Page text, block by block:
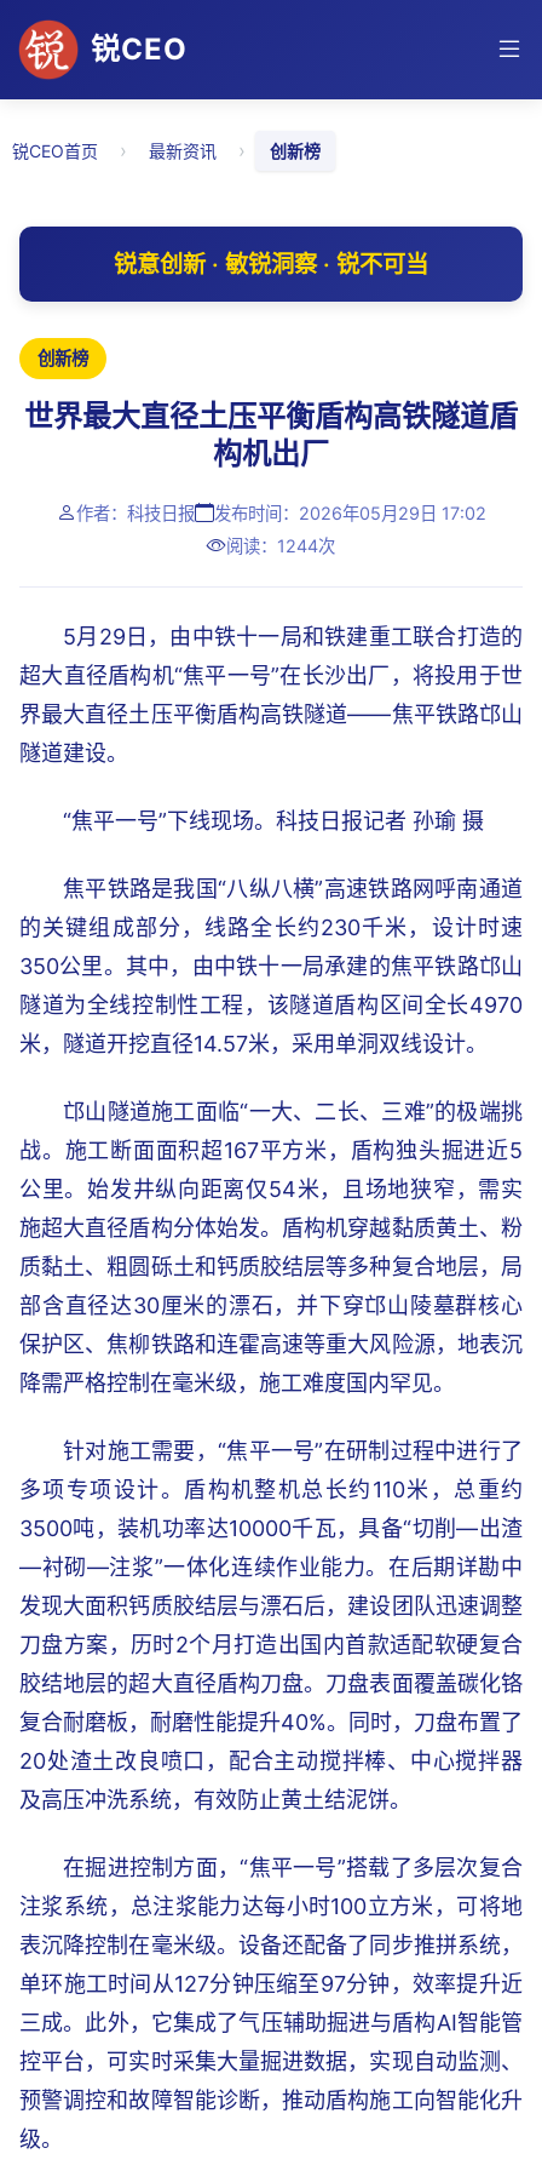
锐CEO
锐CEO首页 › 最新资讯 › 创新榜
锐意创新 · 敏锐洞察 · 锐不可当
创新榜
世界最大直径土压平衡盾构高铁隧道盾
构机出厂
作者：科技日报
发布时间：2026年05月29日 17:02
阅读：1244次
5月29日，由中铁十一局和铁建重工联合打造的
超大直径盾构机“焦平一号”在长沙出厂，将投用于世
界最大直径土压平衡盾构高铁隧道——焦平铁路邙山
隧道建设。
“焦平一号”下线现场。科技日报记者 孙瑜 摄
焦平铁路是我国“八纵八横”高速铁路网呼南通道
的关键组成部分，线路全长约230千米，设计时速
350公里。其中，由中铁十一局承建的焦平铁路邙山
隧道为全线控制性工程，该隧道盾构区间全长4970
米，隧道开挖直径14.57米，采用单洞双线设计。
邙山隧道施工面临“一大、二长、三难”的极端挑
战。施工断面面积超167平方米，盾构独头掘进近5
公里。始发井纵向距离仅54米，且场地狭窄，需实
施超大直径盾构分体始发。盾构机穿越黏质黄土、粉
质黏土、粗圆砾土和钙质胶结层等多种复合地层，局
部含直径达30厘米的漂石，并下穿邙山陵墓群核心
保护区、焦柳铁路和连霍高速等重大风险源，地表沉
降需严格控制在毫米级，施工难度国内罕见。
针对施工需要，“焦平一号”在研制过程中进行了
多项专项设计。盾构机整机总长约110米，总重约
3500吨，装机功率达10000千瓦，具备“切削—出渣
—衬砌—注浆”一体化连续作业能力。在后期详勘中
发现大面积钙质胶结层与漂石后，建设团队迅速调整
刀盘方案，历时2个月打造出国内首款适配软硬复合
胶结地层的超大直径盾构刀盘。刀盘表面覆盖碳化铬
复合耐磨板，耐磨性能提升40%。同时，刀盘布置了
20处渣土改良喷口，配合主动搅拌棒、中心搅拌器
及高压冲洗系统，有效防止黄土结泥饼。
在掘进控制方面，“焦平一号”搭载了多层次复合
注浆系统，总注浆能力达每小时100立方米，可将地
表沉降控制在毫米级。设备还配备了同步推拼系统，
单环施工时间从127分钟压缩至97分钟，效率提升近
三成。此外，它集成了气压辅助掘进与盾构AI智能管
控平台，可实时采集大量掘进数据，实现自动监测、
预警调控和故障智能诊断，推动盾构施工向智能化升
级。